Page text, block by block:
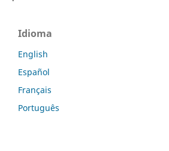
Idioma
English
Español
Français
Português